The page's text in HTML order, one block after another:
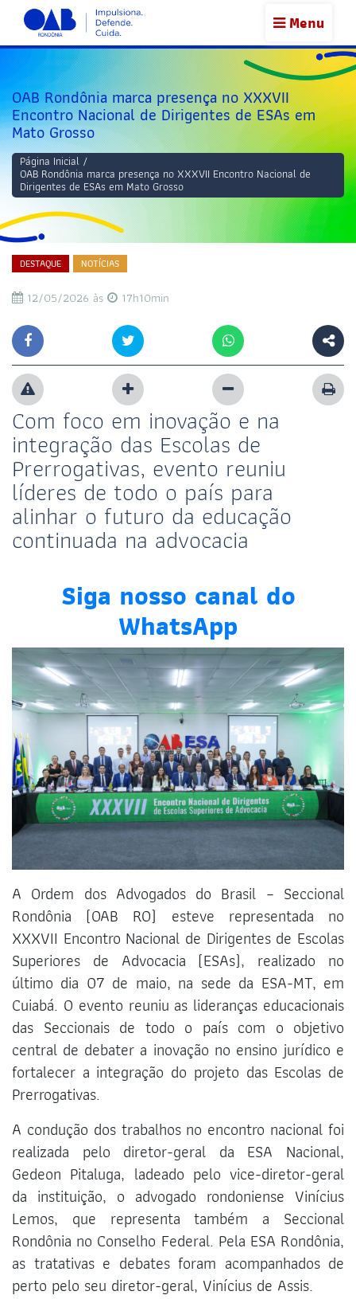
Menu
OAB Rondônia marca presença no XXXVII
Encontro Nacional de Dirigentes de ESAs em
Mato Grosso
Página Inicial /
OAB Rondônia marca presença no XXXVII Encontro Nacional de
Dirigentes de ESAs em Mato Grosso
DESTAQUE NOTÍCIAS
12/05/2026 às 17h10min
Com foco em inovação e na
integração das Escolas de
Prerrogativas, evento reuniu
líderes de todo o país para
alinhar o futuro da educação
continuada na advocacia
Siga nosso canal do
WhatsApp
A Ordem dos Advogados do Brasil – Seccional
Rondônia (OAB RO) esteve representada no
XXXVII Encontro Nacional de Dirigentes de Escolas
Superiores de Advocacia (ESAs), realizado no
último dia 07 de maio, na sede da ESA-MT, em
Cuiabá. O evento reuniu as lideranças educacionais
das Seccionais de todo o país com o objetivo
central de debater a inovação no ensino jurídico e
fortalecer a integração do projeto das Escolas de
Prerrogativas.
A condução dos trabalhos no encontro nacional foi
realizada pelo diretor-geral da ESA Nacional,
Gedeon Pitaluga, ladeado pelo vice-diretor-geral
da instituição, o advogado rondoniense Vinícius
Lemos, que representa também a Seccional
Rondônia no Conselho Federal. Pela ESA Rondônia,
as tratativas e debates foram acompanhados de
perto pelo seu diretor-geral, Vinícius de Assis.